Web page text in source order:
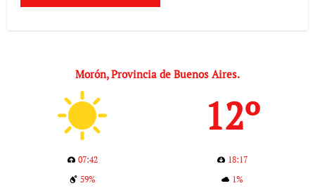
Morón, Provincia de Buenos Aires.
12º
07:42
18:17
59%
1%